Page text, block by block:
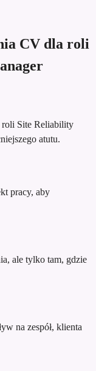
CV dla roli
roli Site Reliability
atutu.
pracy, aby
ale tylko tam, gdzie
na zespół, klienta